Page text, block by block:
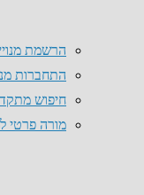
הרשמת
התחברות
חיפוש
מורה פרטי